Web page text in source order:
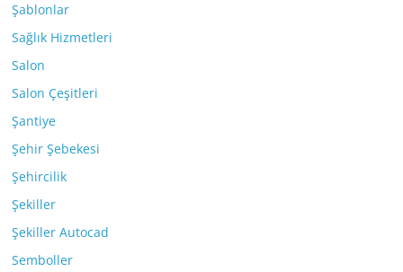
Şablonlar
Sağlık Hizmetleri
Salon
Salon Çeşitleri
Şantiye
Şehir Şebekesi
Şehircilik
Şekiller
Şekiller Autocad
Semboller